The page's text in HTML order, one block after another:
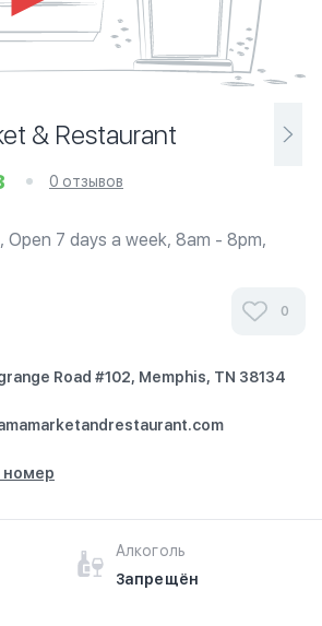
& Restaurant
0 отзывов
Open 7 days a week, 8am - 8pm,
Rd, Memphis TN, 901-388-1011,
0
Road #102, Memphis, TN 38134
номер
Алкоголь
Запрещён